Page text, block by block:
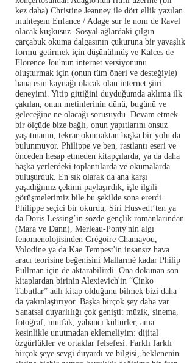
kez daha) Christine Jeanney ile dört ellik yazılan
muhteşem Enfance / Adage sur le nom de Ravel
olacak kuşkusuz. Sosyal ağlardaki çılgın
çarçabuk okuma dalgasının çukuruna bir yavaşlık
formu getirmek için düşünülmüş ve Kalces de
Florence Jou'nun internet versiyonunu
oluşturmak için (onun tüm öneri ve desteğiyle)
bana esin kaynağı olacak olan internet şiiri
deneyimi. Yitip gittiğini duyduğumda aklıma ilk
çakılan, onun metinlerinin dünü, bugünü ve
geleceğine ne olacağı sorusuydu. Devam etmek
bir ölçüde bize bağlı, onun yapıtlarını onsuz
yaşatmanın, tekrar okumaktan başka bir yolu da
bulunmuyor. Philippe ve ben, rastlantı eseri ve
önceden hesap etmeden kitapçılarda, ya da daha
başka yerlerdeki toplantılarda ve okumalarda
buluşurduk. En sık olarak da ana karşı
yaşadığımız çekimi paylaşırdık, işle ilgili
görüşmelerimiz bile bu şekilde sona ererdi.
Philippe seçici bir okurdu, Siri Husvedt’ten ya
da Doris Lessing’in sözde gençlik romanlarından
(Mara ve Dann), Merleau-Ponty'nin algı
fenomenolojisinden Grégoire Chamayou,
Volodine ya da Kae Tempest'in insansız hava
aracı teorisine beğenisini Mallarmé kadar Philip
Pullman için de aktarabilirdi. Ona dokunan son
kitaplardan birinin Alexievich'in “Çinko
Tabutlar” adlı kitap olduğunu bilmek bizi daha
da yakınlaştırıyor. Başka birçok şey daha var.
Sanatsal duyarlılığı çok genişti: müzik, sinema,
fotoğraf, mutfak, yabancı kültürler, ama
kesinlikle unutmadan eklemeliyim: dijital
özgürlükler ve ortaklar felsefesi. Farklı farklı
birçok şeye sevgi duyardı ve bilgisi, beklenenin